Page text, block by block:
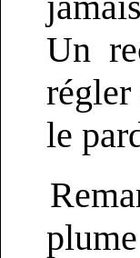
Un
le